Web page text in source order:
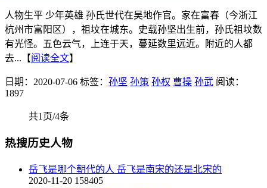
人物生平 少年英雄 孙氏世代在吴地作官。家在富春（今浙江
杭州市富阳区），祖坟在城东。史载孙坚出生前，孙氏祖坟数
有光怪。五色云气，上连于天，蔓延数里远近。附近的人都
去...【阅读全文】
日期：2020-07-06 标签： 孙坚 孙策 孙权 曹操 孙武 阅读：
1897
共1页/4条
热搜历史人物
岳飞是哪个朝代的人 岳飞是南宋的还是北宋的
2020-11-20 158405